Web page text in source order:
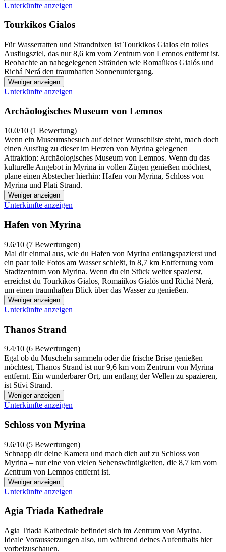
Unterkünfte anzeigen
Tourkikos Gialos
Für Wasserratten und Strandnixen ist Tourkikos Gialos ein tolles
Ausflugsziel, das nur 8,6 km vom Zentrum von Lemnos entfernt ist.
Beobachte an nahegelegenen Stränden wie Romaíikos Gialós und
Richá Nerá den traumhaften Sonnenuntergang.
Weniger anzeigen
Unterkünfte anzeigen
Archäologisches Museum von Lemnos
10.0/10 (1 Bewertung)
Wenn ein Museumsbesuch auf deiner Wunschliste steht, mach doch
einen Ausflug zu dieser im Herzen von Myrina gelegenen
Attraktion: Archäologisches Museum von Lemnos. Wenn du das
kulturelle Angebot in Myrina in vollen Zügen genießen möchtest,
plane einen Abstecher hierhin: Hafen von Myrina, Schloss von
Myrina und Plati Strand.
Weniger anzeigen
Unterkünfte anzeigen
Hafen von Myrina
9.6/10 (7 Bewertungen)
Mal dir einmal aus, wie du Hafen von Myrina entlangspazierst und
ein paar tolle Fotos am Wasser schießt, in 8,7 km Entfernung vom
Stadtzentrum von Myrina. Wenn du ein Stück weiter spazierst,
erreichst du Tourkikos Gialos, Romaíikos Gialós und Richá Nerá,
um einen traumhaften Blick über das Wasser zu genießen.
Weniger anzeigen
Unterkünfte anzeigen
Thanos Strand
9.4/10 (6 Bewertungen)
Egal ob du Muscheln sammeln oder die frische Brise genießen
möchtest, Thanos Strand ist nur 9,6 km vom Zentrum von Myrina
entfernt. Ein wunderbarer Ort, um entlang der Wellen zu spazieren,
ist Stívi Strand.
Weniger anzeigen
Unterkünfte anzeigen
Schloss von Myrina
9.6/10 (5 Bewertungen)
Schnapp dir deine Kamera und mach dich auf zu Schloss von
Myrina – nur eine von vielen Sehenswürdigkeiten, die 8,7 km vom
Zentrum von Lemnos entfernt ist.
Weniger anzeigen
Unterkünfte anzeigen
Agia Triada Kathedrale
Agia Triada Kathedrale befindet sich im Zentrum von Myrina.
Ideale Voraussetzungen also, um während deines Aufenthalts hier
vorbeizuschauen.